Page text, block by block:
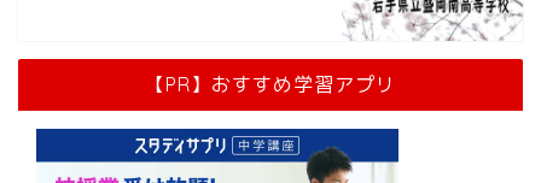
【PR】おすすめ学習アプリ